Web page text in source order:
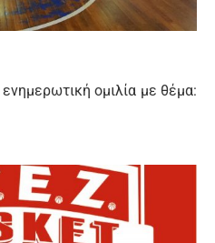
ομιλία με θέμα: